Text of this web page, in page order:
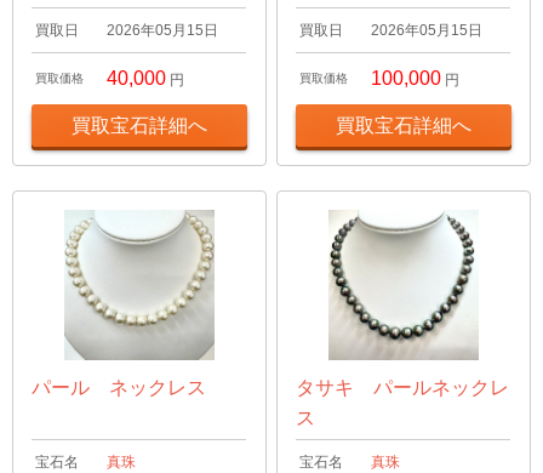
買取日 2026年05月15日
買取価格 40,000 円
買取宝石詳細へ
買取日 2026年05月15日
買取価格 100,000 円
買取宝石詳細へ
パール ネックレス
宝石名 真珠
タサキ パールネックレ
ス
宝石名 真珠